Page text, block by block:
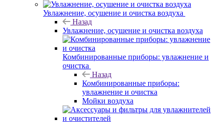
Увлажнение, осушение и очистка воздуха
Назад
Увлажнение, осушение и очистка воздуха
Комбинированные приборы: увлажнение и
очистка
Назад
Комбинированные приборы:
увлажнение и очистка
Мойки воздуха